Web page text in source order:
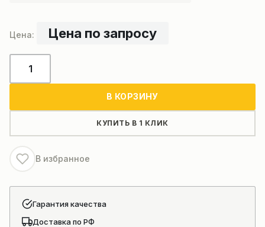
Цена по запросу
товара
В КОРЗИНУ
КУПИТЬ В 1 КЛИК
В избранное
Гарантия качества
Доставка по РФ